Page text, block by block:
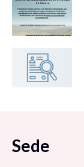
Sede